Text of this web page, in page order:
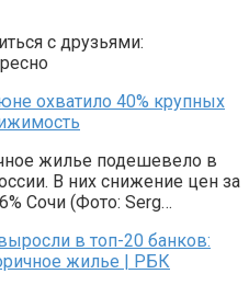
с друзьями:
охватило 40% крупных
жилье подешевело в
В них снижение цен за
Сочи (Фото: Serg…
в топ-20 банков:
жилье | РБК